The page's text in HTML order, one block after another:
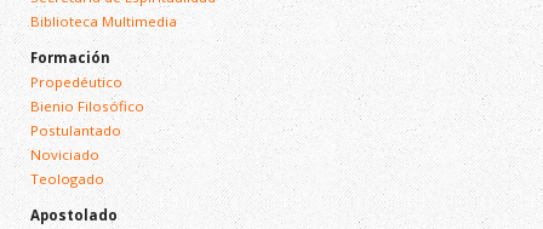
Biblioteca Multimedia
Formación
Propedéutico
Bienio Filosófico
Postulantado
Noviciado
Teologado
Apostolado